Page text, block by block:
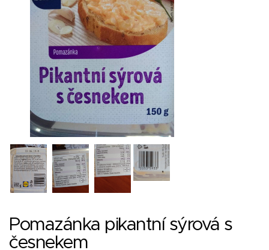
Pomazánka pikantní sýrová s
česnekem